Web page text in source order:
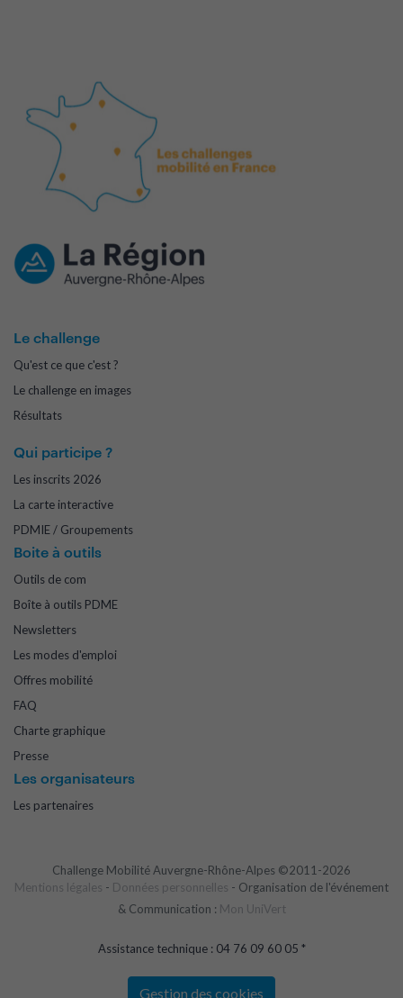
Le challenge
Qu'est ce que c'est ?
Le challenge en images
Résultats
Qui participe ?
Les inscrits 2026
La carte interactive
PDMIE / Groupements
Boite à outils
Outils de com
Boîte à outils PDME
Newsletters
Les modes d'emploi
Offres mobilité
FAQ
Charte graphique
Presse
Les organisateurs
Les partenaires
Challenge Mobilité Auvergne-Rhône-Alpes ©2011-2026
Mentions légales - Données personnelles - Organisation de l'événement
& Communication : Mon UniVert
Assistance technique : 04 76 09 60 05 *
Gestion des cookies